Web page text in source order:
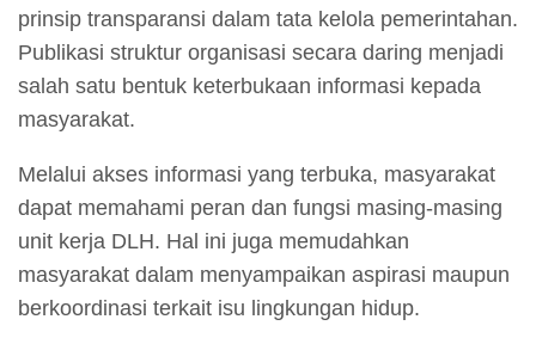
prinsip transparansi dalam tata kelola pemerintahan.
Publikasi struktur organisasi secara daring menjadi
salah satu bentuk keterbukaan informasi kepada
masyarakat.
Melalui akses informasi yang terbuka, masyarakat
dapat memahami peran dan fungsi masing-masing
unit kerja DLH. Hal ini juga memudahkan
masyarakat dalam menyampaikan aspirasi maupun
berkoordinasi terkait isu lingkungan hidup.